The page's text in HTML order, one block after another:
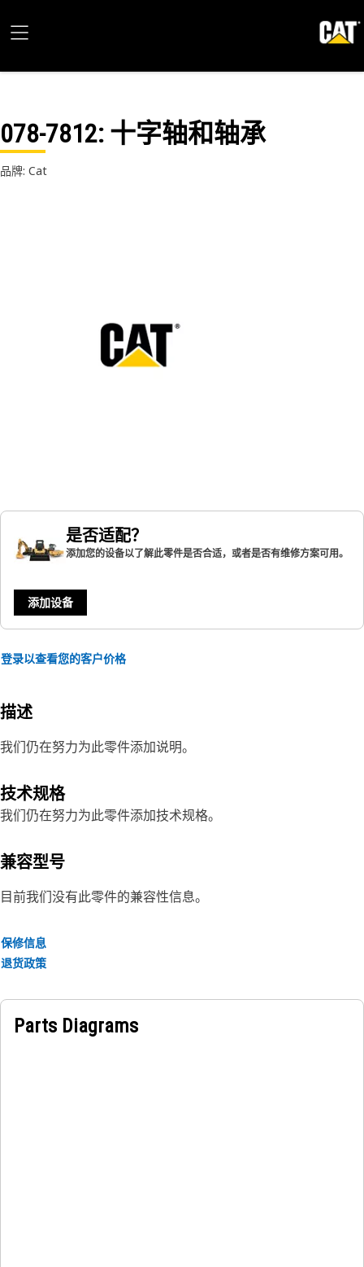
078-7812: 十字轴和轴承
品牌: Cat
是否适配？
添加您的设备以了解此零件是否合适，或者是否有维修方案可用。
添加设备
登录以查看您的客户价格
描述
我们仍在努力为此零件添加说明。
技术规格
我们仍在努力为此零件添加技术规格。
兼容型号
目前我们没有此零件的兼容性信息。
保修信息
退货政策
Parts Diagrams